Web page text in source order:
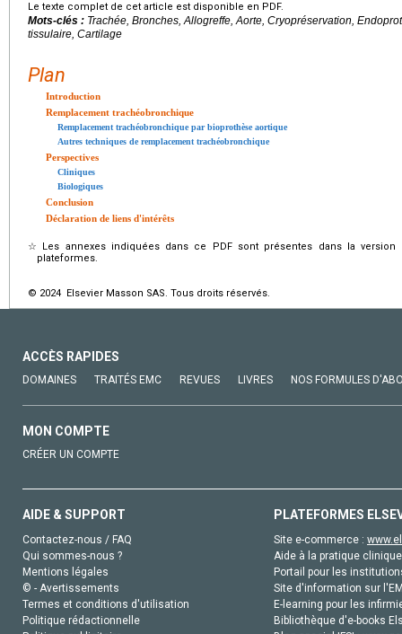
Le texte complet de cet article est disponible en PDF.
Mots-clés : Trachée, Bronches, Allogreffe, Aorte, Cryopréservation,
tissulaire, Cartilage
Plan
Introduction
Remplacement trachéobronchique
Remplacement trachéobronchique par bioprothèse aortique
Autres techniques de remplacement trachéobronchique
Perspectives
Cliniques
Biologiques
Conclusion
Déclaration de liens d'intérêts
☆
Les annexes indiquées dans ce PDF sont présentes dans la
plateformes.
© 2024 Elsevier Masson SAS. Tous droits réservés.
ACCÈS RAPIDES
DOMAINES TRAITÉS EMC REVUES LIVRES NOS FORMULES
MON COMPTE
CRÉER UN COMPTE
AIDE & SUPPORT
Contactez-nous / FAQ
Qui sommes-nous ?
Mentions légales
© - Avertissements
Termes et conditions d'utilisation
Politique rédactionnelle
PLATEFORMES
Site e-commerce :
Aide à la pratique
Portail pour les
Site d'information sur
E-learning pour les
Bibliothèque d'e-books